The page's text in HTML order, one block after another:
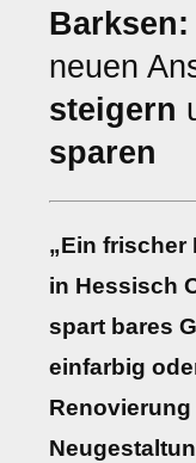
Barksen:
neuen
steigern
sparen
„Ein frischer
in Hessisch
spart bares
einfarbig